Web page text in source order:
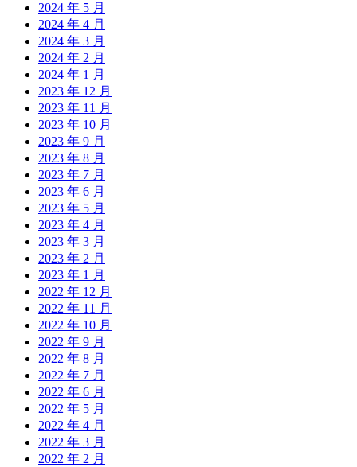
2024 年 5 月
2024 年 4 月
2024 年 3 月
2024 年 2 月
2024 年 1 月
2023 年 12 月
2023 年 11 月
2023 年 10 月
2023 年 9 月
2023 年 8 月
2023 年 7 月
2023 年 6 月
2023 年 5 月
2023 年 4 月
2023 年 3 月
2023 年 2 月
2023 年 1 月
2022 年 12 月
2022 年 11 月
2022 年 10 月
2022 年 9 月
2022 年 8 月
2022 年 7 月
2022 年 6 月
2022 年 5 月
2022 年 4 月
2022 年 3 月
2022 年 2 月